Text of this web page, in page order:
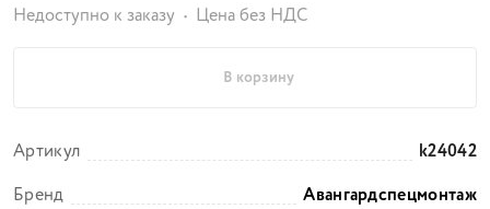
Недоступно к заказу Цена без НДС
В корзину
Артикул
k24042
Бренд
Авангардспецмонтаж